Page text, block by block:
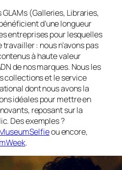
GLAMs (Galleries, Libraries,
d’une longueur
entreprises pour lesquelles
: nous n’avons pas
à haute valeur
de nos marques. Nous les
collections et le service
dont nous avons la
idéales pour mettre en
reposant sur la
Des exemples ?
ou encore,
.